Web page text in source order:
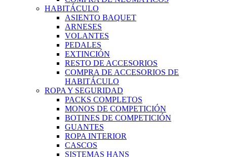
HABITÁCULO
ASIENTO BAQUET
ARNESES
VOLANTES
PEDALES
EXTINCIÓN
RESTO DE ACCESORIOS
COMPRA DE ACCESORIOS DE
HABITÁCULO
ROPA Y SEGURIDAD
PACKS COMPLETOS
MONOS DE COMPETICIÓN
BOTINES DE COMPETICIÓN
GUANTES
ROPA INTERIOR
CASCOS
SISTEMAS HANS